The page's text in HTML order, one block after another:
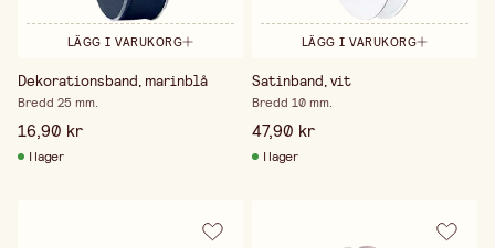
LÄGG I VARUKORG
Dekorationsband, marinblå
Bredd 25 mm.
16,90 kr
I lager
LÄGG I VARUKORG
Satinband, vit
Bredd 10 mm.
47,90 kr
I lager